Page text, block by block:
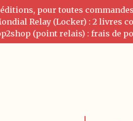
pour toutes
Relay (Locker) : 2 livres
(point relais) : frais de